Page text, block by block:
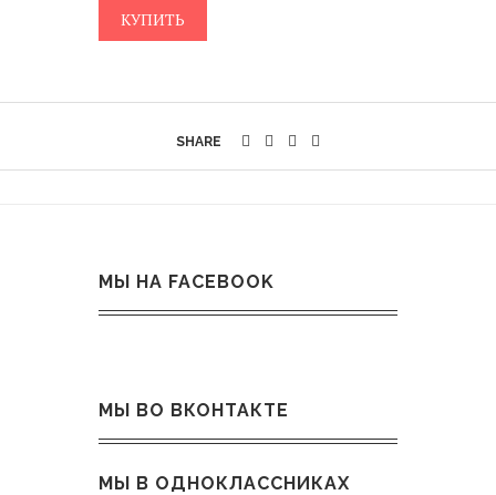
КУПИТЬ
SHARE
МЫ НА FACEBOOK
МЫ ВО ВКОНТАКТЕ
МЫ В ОДНОКЛАССНИКАХ